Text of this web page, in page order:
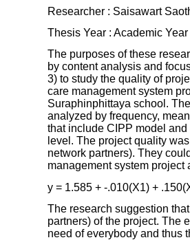
Researcher : Saisawart
Thesis Year : Academic
The purposes of these
by content analysis and
3) to study the quality of
care management system
Suraphinphittaya school.
analyzed by frequency,
that include CIPP model
level. The project quality
network partners). They
management system project
y = 1.585 + -.010(X1) +
The research suggestion
partners) of the project. The
need of everybody and thus